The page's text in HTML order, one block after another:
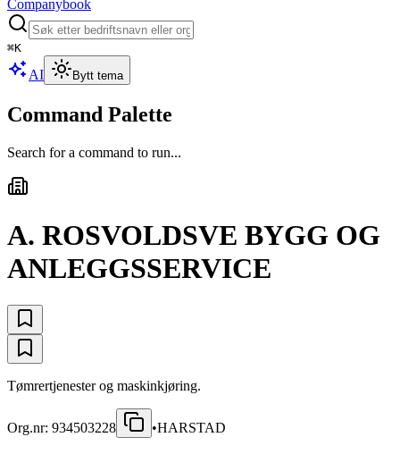
Companybook
⌘K
AI Bytt tema
Command Palette
Search for a command to run...
A. ROSVOLDSVE BYGG OG
ANLEGGSSERVICE
Tømrertjenester og maskinkjøring.
Org.nr: 934503228 •HARSTAD